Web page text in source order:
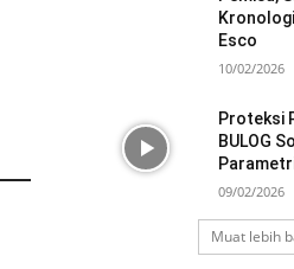
Esco
10/02/2026
Proteksi
BULOG
09/02/2026
Muat lebih